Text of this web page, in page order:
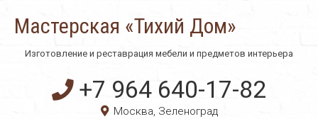
Мастерская «Тихий Дом»
Изготовление и реставрация мебели и предметов интерьера
+7 964 640-17-82
Москва, Зеленоград